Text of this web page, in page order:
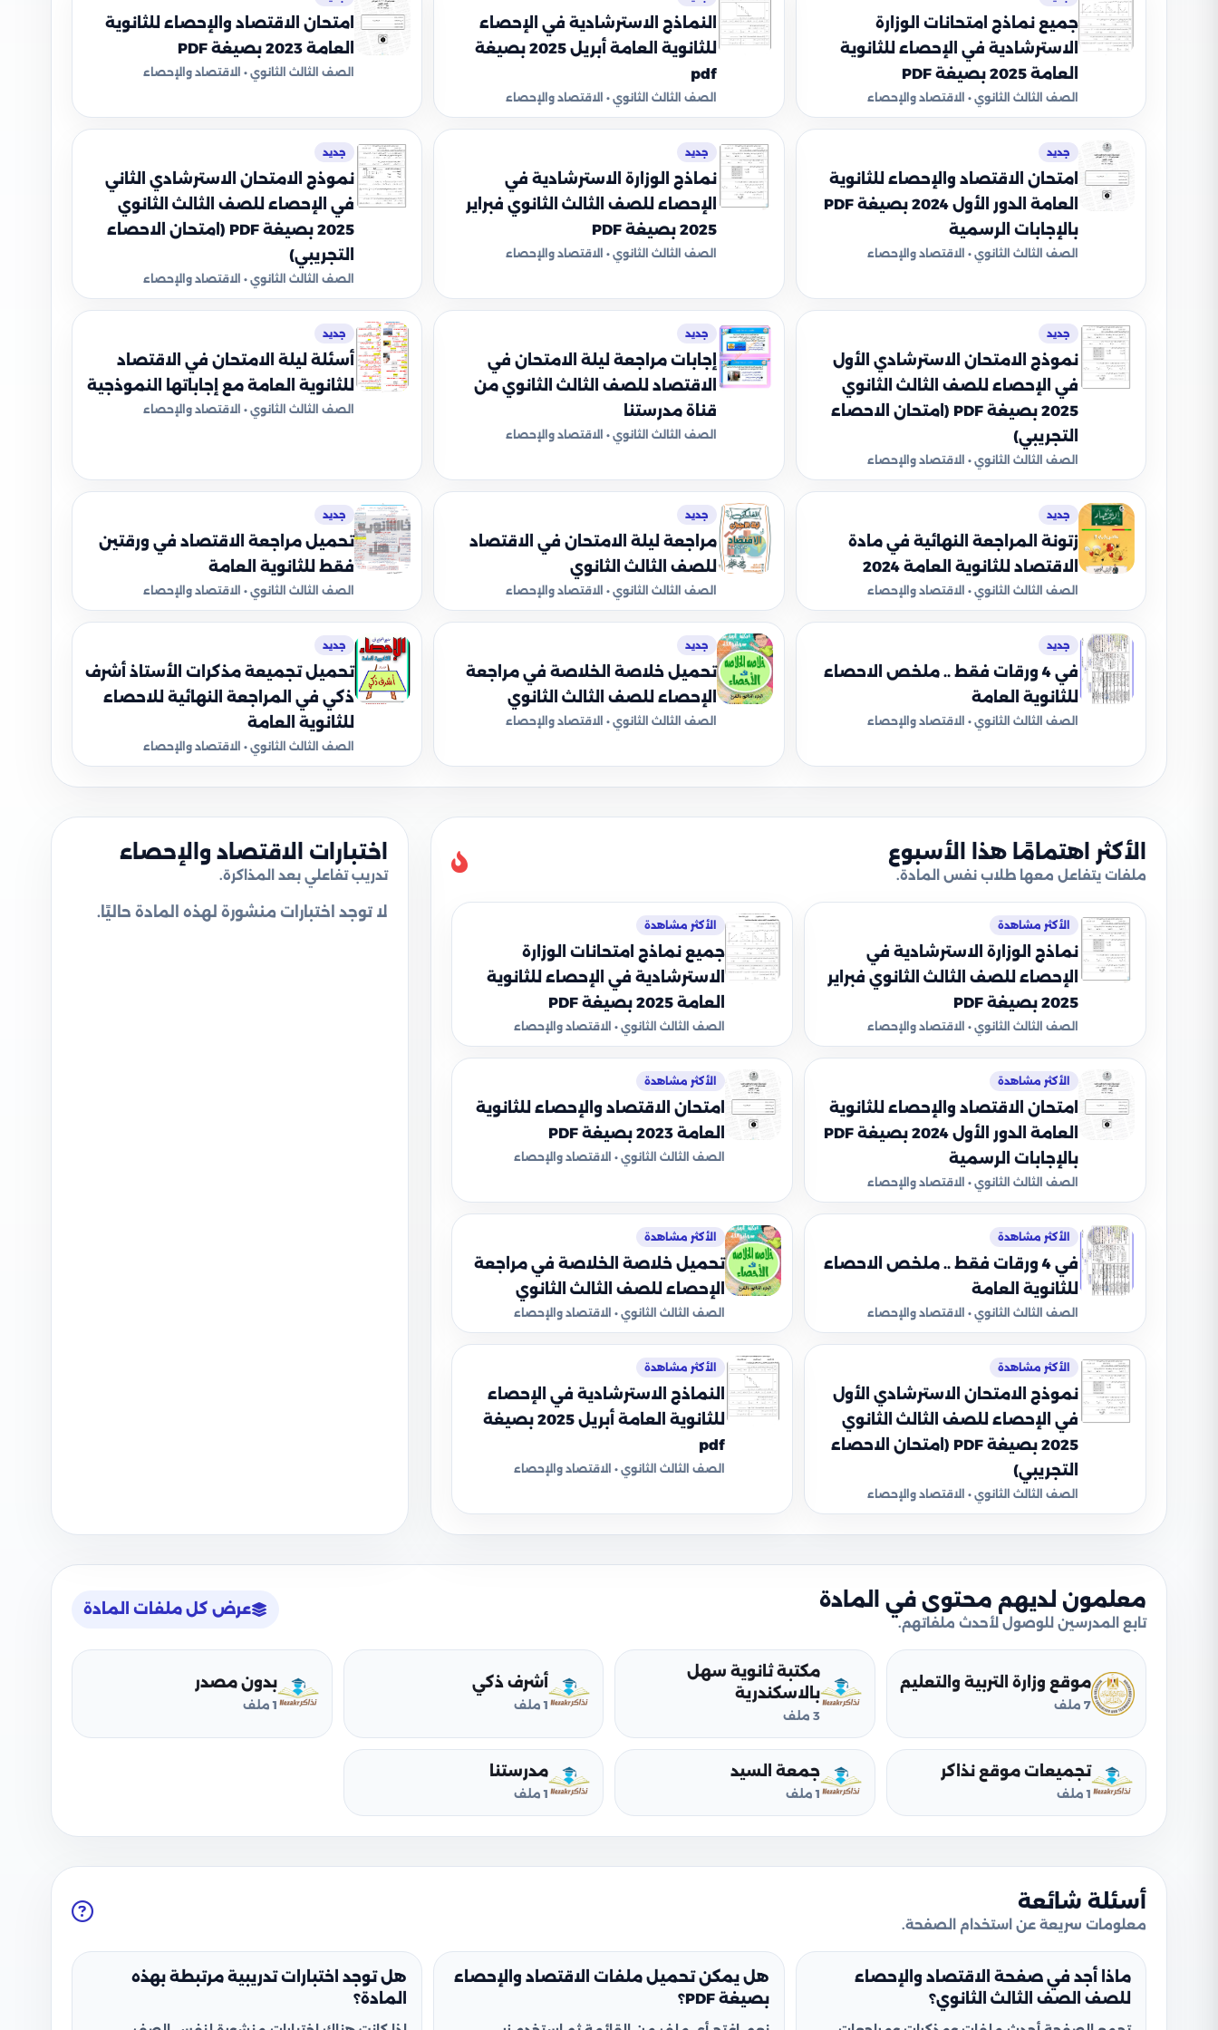
جميع نماذج امتحانات الوزارة
الاسترشادية في الإحصاء للثانوية
العامة 2025 بصيغة PDF
الصف الثالث الثانوي • الاقتصاد والإحصاء
النماذج الاسترشادية في الإحصاء
للثانوية العامة أبريل 2025 بصيغة
pdf
الصف الثالث الثانوي • الاقتصاد والإحصاء
امتحان الاقتصاد والإحصاء للثانوية
العامة 2023 بصيغة PDF
الصف الثالث الثانوي • الاقتصاد والإحصاء
جديد
امتحان الاقتصاد والإحصاء للثانوية
العامة الدور الأول 2024 بصيغة PDF
بالإجابات الرسمية
الصف الثالث الثانوي • الاقتصاد والإحصاء
جديد
نماذج الوزارة الاسترشادية في
الإحصاء للصف الثالث الثانوي فبراير
2025 بصيغة PDF
الصف الثالث الثانوي • الاقتصاد والإحصاء
جديد
نموذج الامتحان الاسترشادي الثاني
في الإحصاء للصف الثالث الثانوي
2025 بصيغة PDF (امتحان الاحصاء
التجريبي)
الصف الثالث الثانوي • الاقتصاد والإحصاء
جديد
نموذج الامتحان الاسترشادي الأول
في الإحصاء للصف الثالث الثانوي
2025 بصيغة PDF (امتحان الاحصاء
التجريبي)
الصف الثالث الثانوي • الاقتصاد والإحصاء
جديد
إجابات مراجعة ليلة الامتحان في
الاقتصاد للصف الثالث الثانوي من
قناة مدرستنا
الصف الثالث الثانوي • الاقتصاد والإحصاء
جديد
أسئلة ليلة الامتحان في الاقتصاد
للثانوية العامة مع إجاباتها النموذجية
الصف الثالث الثانوي • الاقتصاد والإحصاء
جديد
زتونة المراجعة النهائية في مادة
الاقتصاد للثانوية العامة 2024
الصف الثالث الثانوي • الاقتصاد والإحصاء
جديد
مراجعة ليلة الامتحان في الاقتصاد
للصف الثالث الثانوي
الصف الثالث الثانوي • الاقتصاد والإحصاء
جديد
تحميل مراجعة الاقتصاد في ورقتين
فقط للثانوية العامة
الصف الثالث الثانوي • الاقتصاد والإحصاء
جديد
في 4 ورقات فقط .. ملخص الاحصاء
للثانوية العامة
الصف الثالث الثانوي • الاقتصاد والإحصاء
جديد
تحميل خلاصة الخلاصة في مراجعة
الإحصاء للصف الثالث الثانوي
الصف الثالث الثانوي • الاقتصاد والإحصاء
جديد
تحميل تجميعة مذكرات الأستاذ أشرف
ذكي في المراجعة النهائية للاحصاء
للثانوية العامة
الصف الثالث الثانوي • الاقتصاد والإحصاء
الأكثر اهتمامًا هذا الأسبوع
ملفات يتفاعل معها طلاب نفس المادة.
الأكثر مشاهدة
نماذج الوزارة الاسترشادية في
الإحصاء للصف الثالث الثانوي فبراير
2025 بصيغة PDF
الصف الثالث الثانوي • الاقتصاد والإحصاء
الأكثر مشاهدة
جميع نماذج امتحانات الوزارة
الاسترشادية في الإحصاء للثانوية
العامة 2025 بصيغة PDF
الصف الثالث الثانوي • الاقتصاد والإحصاء
الأكثر مشاهدة
امتحان الاقتصاد والإحصاء للثانوية
العامة الدور الأول 2024 بصيغة PDF
بالإجابات الرسمية
الصف الثالث الثانوي • الاقتصاد والإحصاء
الأكثر مشاهدة
امتحان الاقتصاد والإحصاء للثانوية
العامة 2023 بصيغة PDF
الصف الثالث الثانوي • الاقتصاد والإحصاء
الأكثر مشاهدة
في 4 ورقات فقط .. ملخص الاحصاء
للثانوية العامة
الصف الثالث الثانوي • الاقتصاد والإحصاء
الأكثر مشاهدة
تحميل خلاصة الخلاصة في مراجعة
الإحصاء للصف الثالث الثانوي
الصف الثالث الثانوي • الاقتصاد والإحصاء
الأكثر مشاهدة
نموذج الامتحان الاسترشادي الأول
في الإحصاء للصف الثالث الثانوي
2025 بصيغة PDF (امتحان الاحصاء
التجريبي)
الصف الثالث الثانوي • الاقتصاد والإحصاء
الأكثر مشاهدة
النماذج الاسترشادية في الإحصاء
للثانوية العامة أبريل 2025 بصيغة
pdf
الصف الثالث الثانوي • الاقتصاد والإحصاء
اختبارات الاقتصاد والإحصاء
تدريب تفاعلي بعد المذاكرة.
لا توجد اختبارات منشورة لهذه المادة حاليًا.
معلمون لديهم محتوى في المادة
تابع المدرسين للوصول لأحدث ملفاتهم.
عرض كل ملفات المادة
موقع وزارة التربية والتعليم
7 ملف
مكتبة ثانوية سهل
بالاسكندرية
3 ملف
أشرف ذكي
1 ملف
بدون مصدر
1 ملف
تجميعات موقع نذاكر
1 ملف
جمعة السيد
1 ملف
مدرستنا
1 ملف
أسئلة شائعة
معلومات سريعة عن استخدام الصفحة.
ماذا أجد في صفحة الاقتصاد والإحصاء
للصف الصف الثالث الثانوي؟
هل يمكن تحميل ملفات الاقتصاد والإحصاء
بصيغة PDF؟
هل توجد اختبارات تدريبية مرتبطة بهذه
المادة؟